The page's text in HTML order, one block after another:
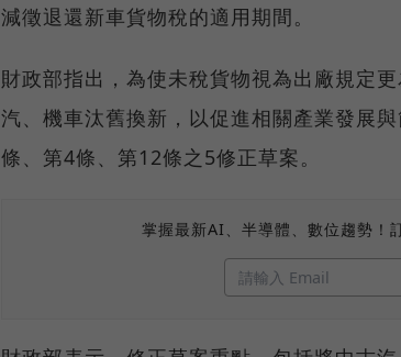
減徵退還新車貨物稅的適用期間。
財政部指出，為使未稅貨物視為出廠規定
汽、機車汰舊換新，以促進相關產業發展
條、第4條、第12條之5修正草案。
掌握最新AI、半導體、數位趨勢！